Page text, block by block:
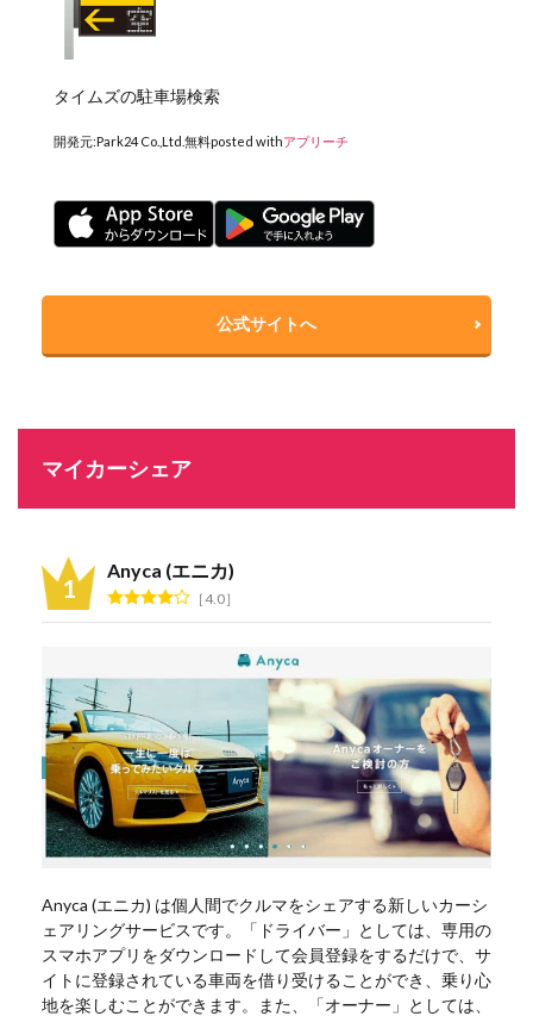
タイムズの駐車場検索
開発元:Park24 Co.,Ltd. 無料posted withアプリーチ
公式サイトへ
マイカーシェア
Anyca (エニカ)
4.0
Anyca (エニカ) は個人間でクルマをシェアする新しいカーシ
ェアリングサービスです。「ドライバー」としては、専用の
スマホアプリをダウンロードして会員登録をするだけで、サ
イトに登録されている車両を借り受けることができ、乗り心
地を楽しむことができます。また、「オーナー」としては、